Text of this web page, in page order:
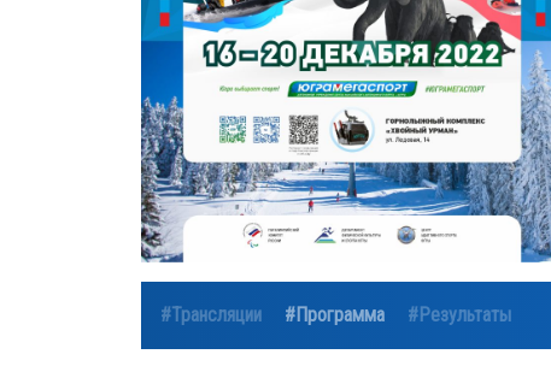
#Трансляции #Программа #Результаты